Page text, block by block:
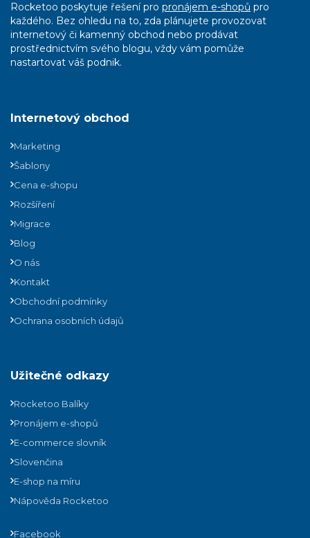
Rocketoo poskytuje řešení pro pronájem e-shopů pro
každého. Bez ohledu na to, zda plánujete provozovat
internetový či kamenný obchod nebo prodávat
prostřednictvím svého blogu, vždy vám pomůže
nastartovat váš podnik.
Internetový obchod
Marketing
Šablony
Cena e-shopu
Rozšíření
Migrace
Blog
O nás
Kontakt
Obchodní podmínky
Ochrana osobních údajů
Užitečné odkazy
Rocketoo Balíky
Pronájem e-shopů
E-commerce slovník
Slovenčina
E-shop na míru
Nápověda Rocketoo
Facebook